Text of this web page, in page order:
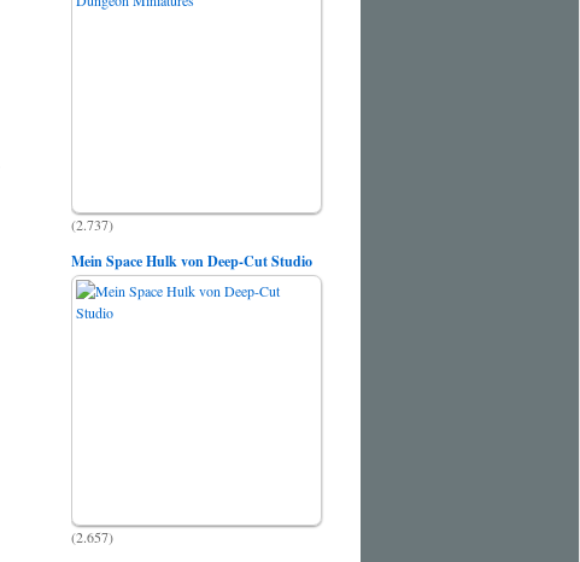
(2.737)
Mein Space Hulk von Deep-Cut Studio
(2.657)